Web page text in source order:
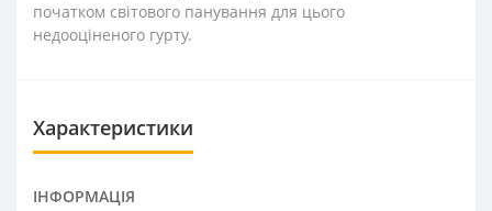
початком світового панування для цього
недооціненого гурту.
Характеристики
ІНФОРМАЦІЯ